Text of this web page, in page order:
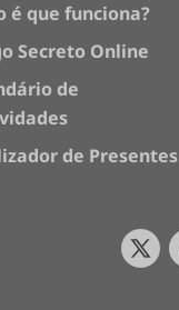
é que funciona?
Secreto Online
de
de Presentes